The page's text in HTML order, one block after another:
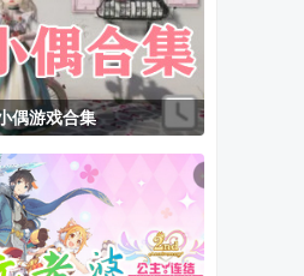
邪叶烸版
(Cell to
Singularity)内
置菜单
守不住内
置菜单
贪婪洞窟重生
免广告获取奖
偶游戏合集